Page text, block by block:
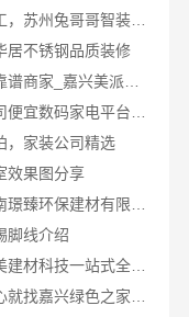
昆山全案设计大平层快速施工，苏州兔哥哥智装高效落地
居不锈钢品质装修
，家装公司精选
效果图分享
脚线介绍
家美装修全屋靠谱，嘉兴家美建材科技一站式全包服务